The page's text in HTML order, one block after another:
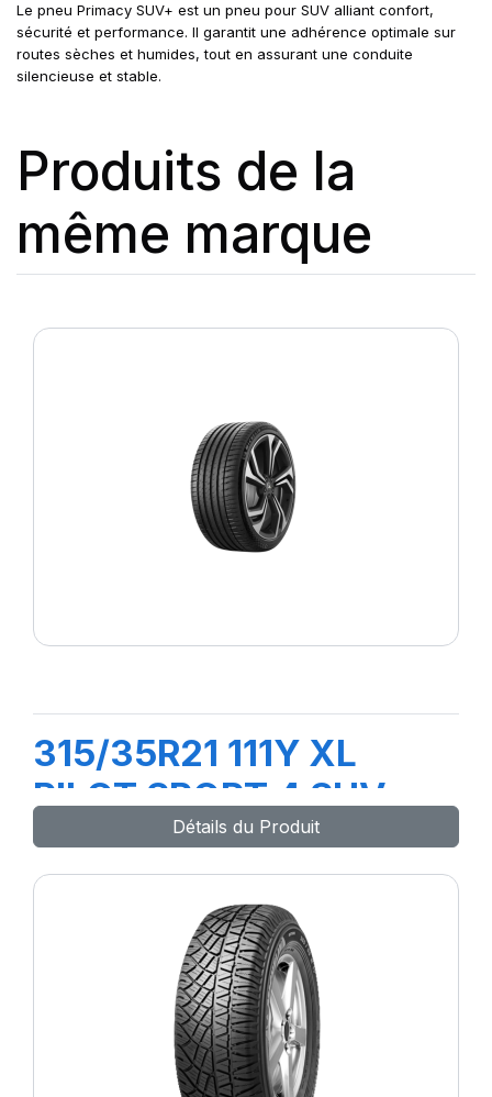
Le pneu Primacy SUV+ est un pneu pour SUV alliant confort,
sécurité et performance. Il garantit une adhérence optimale sur
routes sèches et humides, tout en assurant une conduite
silencieuse et stable.
Produits de la
même marque
315/35R21 111Y XL
PILOT SPORT 4 SUV
Détails du Produit